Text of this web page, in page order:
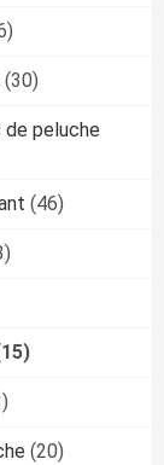
(30)
de peluche
(46)
(20)